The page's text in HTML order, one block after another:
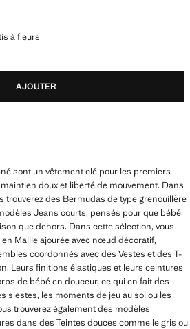
à fleurs
PLUMETIS À FLEURS
AJOUTER
sont un vêtement clé pour les premiers
doux et liberté de mouvement. Dans
trouverez des Bermudas de type grenouillère
Jeans courts, pensés pour que bébé
que dehors. Dans cette sélection, vous
Maille ajourée avec nœud décoratif,
coordonnés avec des Vestes et des T-
Leurs finitions élastiques et leurs ceintures
de bébé en douceur, ce qui en fait des
siestes, les moments de jeu au sol ou les
trouverez également des modèles
dans des Teintes douces comme le gris ou